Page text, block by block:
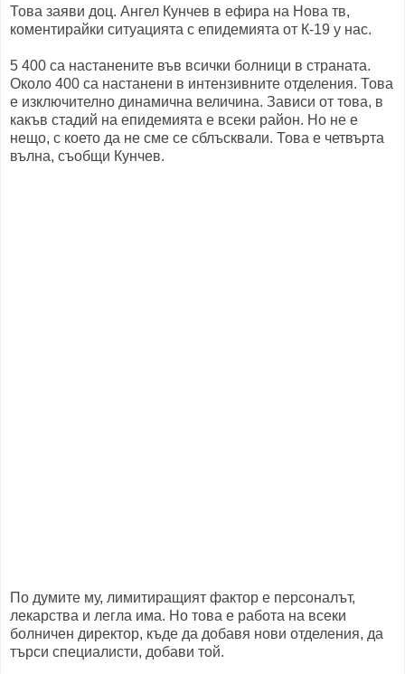
Това заяви доц. Ангел Кунчев в ефира на Нова тв,
коментирайки ситуацията с епидемията от К-19 у нас.
5 400 са настанените във всички болници в страната.
Около 400 са настанени в интензивните отделения. Това
е изключително динамична величина. Зависи от това, в
какъв стадий на епидемията е всеки район. Но не е
нещо, с което да не сме се сблъсквали. Това е четвърта
вълна, съобщи Кунчев.
По думите му, лимитиращият фактор е персоналът,
лекарства и легла има. Но това е работа на всеки
болничен директор, къде да добавя нови отделения, да
търси специалисти, добави той.